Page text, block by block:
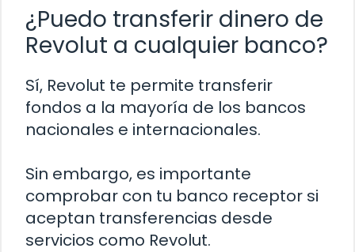
¿Puedo transferir dinero de
Revolut a cualquier banco?
Sí, Revolut te permite transferir
fondos a la mayoría de los bancos
nacionales e internacionales.
Sin embargo, es importante
comprobar con tu banco receptor si
aceptan transferencias desde
servicios como Revolut.